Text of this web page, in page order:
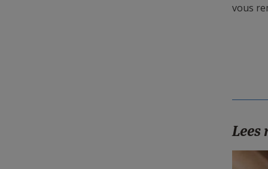
vous
Lees